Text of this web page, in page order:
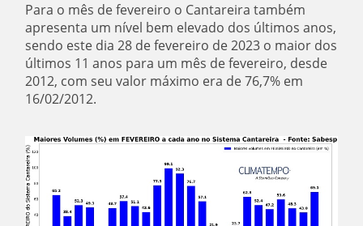
Para o mês de fevereiro o Cantareira também
apresenta um nível bem elevado dos últimos anos,
sendo este dia 28 de fevereiro de 2023 o maior dos
últimos 11 anos para um mês de fevereiro, desde
2012, com seu valor máximo era de 76,7% em
16/02/2012.